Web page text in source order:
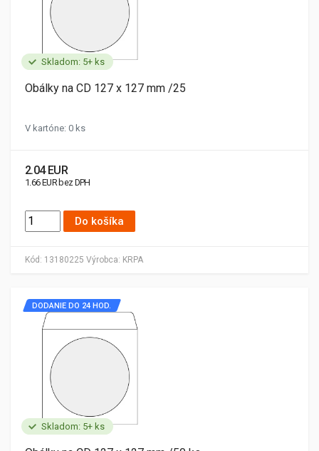
Skladom: 5+ ks
Kód: 13180225 Výrobca: KRPA
Obálky na CD 127 x 127 mm /25
V kartóne: 0 ks
2.04 EUR
1.66 EUR bez DPH
Do košíka
Skladom: 5+ ks
DODANIE DO 24 HOD.